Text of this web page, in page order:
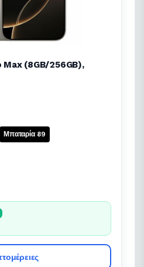
Max (8GB/256GB),
Μπαταρία 89